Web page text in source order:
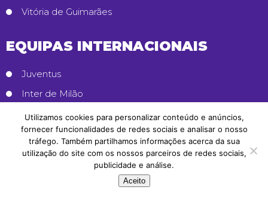
Vitória de Guimarães
EQUIPAS INTERNACIONAIS
Juventus
Inter de Milão
Borussia Dortmund
Manchester City
Manchester United
Utilizamos cookies para personalizar conteúdo e anúncios,
fornecer funcionalidades de redes sociais e analisar o nosso
tráfego. Também partilhamos informações acerca da sua
utilização do site com os nossos parceiros de redes sociais,
publicidade e análise.
Aceito